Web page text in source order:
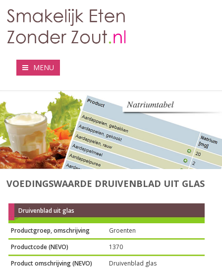
MENU
VOEDINGSWAARDE DRUIVENBLAD UIT GLAS
Druivenblad uit glas
Productgroep, omschrijving
Groenten
Productcode (NEVO)
1370
Product omschrijving (NEVO)
Druivenblad glas